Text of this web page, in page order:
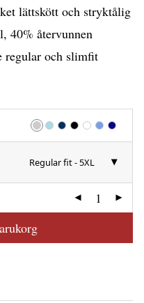
lättskött och stryktålig
40% återvunnen
regular och slimfit
Regular fit - 5XL